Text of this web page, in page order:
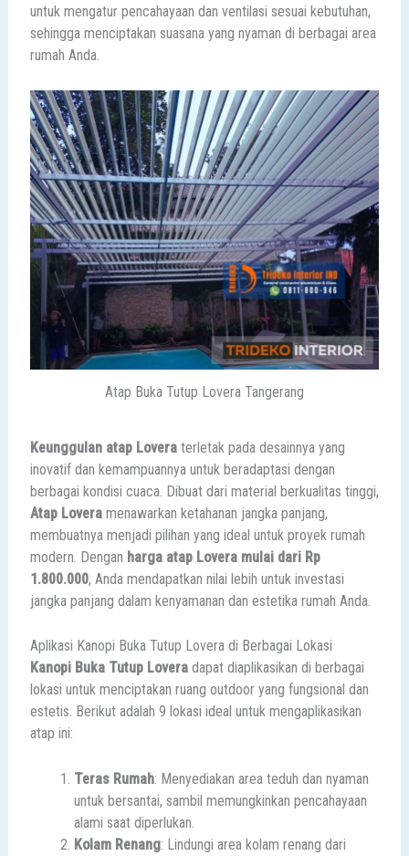
untuk mengatur pencahayaan dan ventilasi sesuai kebutuhan,
sehingga menciptakan suasana yang nyaman di berbagai area
rumah Anda.
Atap Buka Tutup Lovera Tangerang
Keunggulan atap Loveraterletak pada desainnya yang
inovatif dan kemampuannya untuk beradaptasi dengan
berbagai kondisi cuaca. Dibuat dari material berkualitas tinggi,
Atap Loveramenawarkan ketahanan jangka panjang,
membuatnya menjadi pilihan yang ideal untuk proyek rumah
modern. Dengan harga atap Lovera mulai dari Rp
1.800.000, Anda mendapatkan nilai lebih untuk investasi
jangka panjang dalam kenyamanan dan estetika rumah Anda.
Aplikasi Kanopi Buka Tutup Lovera di Berbagai Lokasi
Kanopi Buka Tutup Loveradapat diaplikasikan di berbagai
lokasi untuk menciptakan ruang outdoor yang fungsional dan
estetis. Berikut adalah 9 lokasi ideal untuk mengaplikasikan
atap ini:
Teras Rumah: Menyediakan area teduh dan nyaman
untuk bersantai, sambil memungkinkan pencahayaan
alami saat diperlukan.
Kolam Renang: Lindungi area kolam renang dari